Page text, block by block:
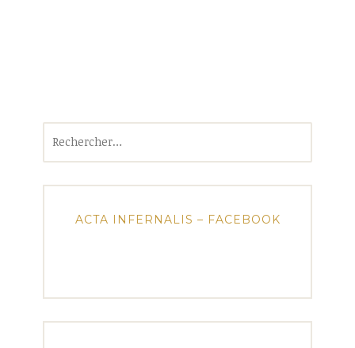
ACTA INFERNALIS – FACEBOOK